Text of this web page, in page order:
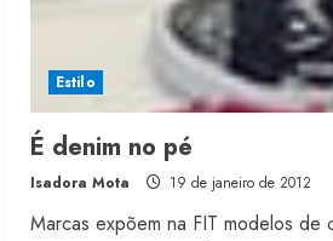
Estilo
É denim no pé
Isadora Mota 19 de janeiro de 2012
Marcas expõem na FIT modelos de